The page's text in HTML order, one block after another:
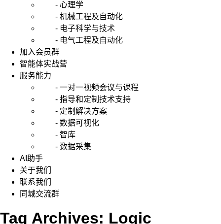
- 心理学
- 机械工程及自动化
- 电子科学与技术
- 电气工程及自动化
加入会员群
智能体实战营
服务能力
- 一对一视频会议与课程
- 指导和定制技术支持
- 定制解决方案
- 数据可视化
- 智库
- 数据采集
AI助手
关于我们
联系我们
同城交流群
Tag Archives: Logic